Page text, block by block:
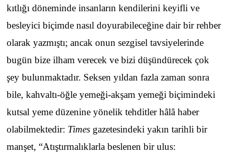
kıtlığı döneminde insanların kendilerini keyifli ve
besleyici biçimde nasıl doyurabileceğine dair bir rehber
olarak yazmıştı; ancak onun sezgisel tavsiyelerinde
bugün bize ilham verecek ve bizi düşündürecek çok
şey bulunmaktadır. Seksen yıldan fazla zaman sonra
bile, kahvaltı-öğle yemeği-akşam yemeği biçimindeki
kutsal yeme düzenine yönelik tehditler hâlâ haber
olabilmektedir: Times gazetesindeki yakın tarihli bir
manşet, “Atıştırmalıklarla beslenen bir ulus: